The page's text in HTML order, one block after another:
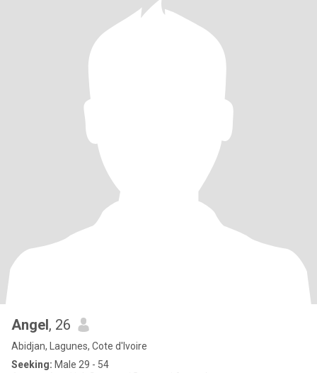
Angel, 26
Abidjan, Lagunes, Cote d'Ivoire
Seeking: Male 29 - 54